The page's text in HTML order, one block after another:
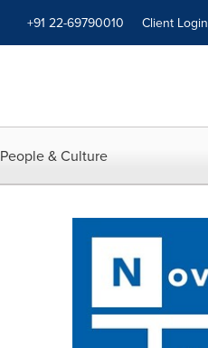
+91 22-69790010 Client Login
People & Culture